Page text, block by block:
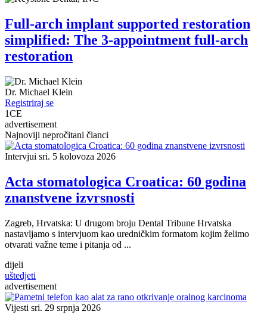
Full-arch implant supported restoration
simplified: The 3-appointment full-arch
restoration
Dr. Michael Klein
Registriraj se
1CE
advertisement
Najnoviji nepročitani članci
Intervjui sri. 5 kolovoza 2026
Acta stomatologica Croatica: 60 godina
znanstvene izvrsnosti
Zagreb, Hrvatska: U drugom broju Dental Tribune Hrvatska
nastavljamo s intervjuom kao uredničkim formatom kojim želimo
otvarati važne teme i pitanja od ...
dijeli
uštedjeti
advertisement
Vijesti sri. 29 srpnja 2026